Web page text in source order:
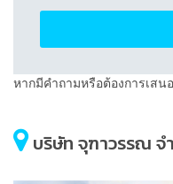
หากมีคำถามหรือต้องการเส
บริษัท จุฑาวรรณ จ